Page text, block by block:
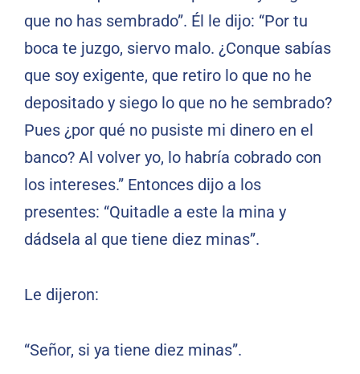
que no has sembrado”. Él le dijo: “Por tu
boca te juzgo, siervo malo. ¿Conque sabías
que soy exigente, que retiro lo que no he
depositado y siego lo que no he sembrado?
Pues ¿por qué no pusiste mi dinero en el
banco? Al volver yo, lo habría cobrado con
los intereses.” Entonces dijo a los
presentes: “Quitadle a este la mina y
dádsela al que tiene diez minas”.
Le dijeron:
“Señor, si ya tiene diez minas”.